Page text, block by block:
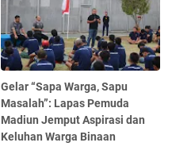
Gelar “Sapa Warga, Sapu
Masalah”: Lapas Pemuda
Madiun Jemput Aspirasi dan
Keluhan Warga Binaan